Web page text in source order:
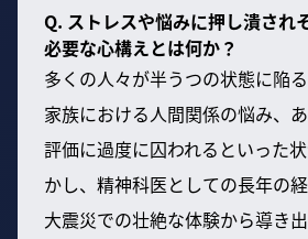
Q. ストレスや悩みに押し潰され
必要な心構えとは何か？
多くの人々が半うつの状態に陥
家族における人間関係の悩み、
評価に過度に囚われるといった
かし、精神科医としての長年の
大震災での壮絶な体験から導き